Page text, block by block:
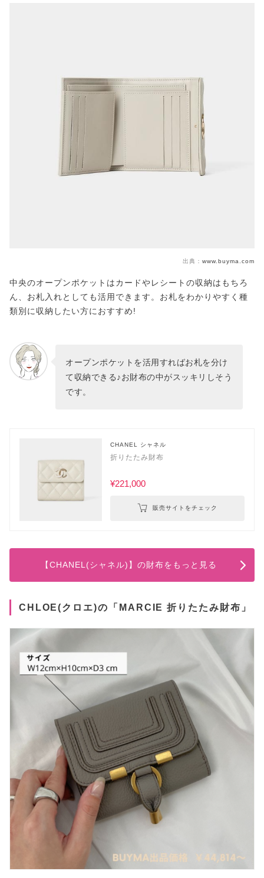
出典： www.buyma.com
中央のオープンポケットはカードやレシートの収納はもちろ
ん、お札入れとしても活用できます。お札をわかりやすく種
類別に収納したい方におすすめ!
オープンポケットを活用すればお札を分け
て収納できる♪お財布の中がスッキリしそう
です。
CHANEL シャネル
折りたたみ財布
¥221,000
販売サイトをチェック
【CHANEL(シャネル)】の財布をもっと見る
CHLOE(クロエ)の「MARCIE 折りたたみ財布」